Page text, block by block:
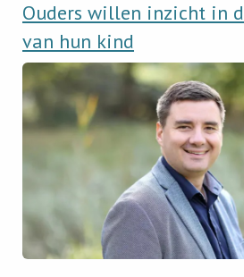
Ouders willen inzicht in
van hun kind
Read
newsitem
Marc
van
‘Databeschikbaarheid
burger